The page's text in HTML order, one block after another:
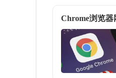
Chrome浏览